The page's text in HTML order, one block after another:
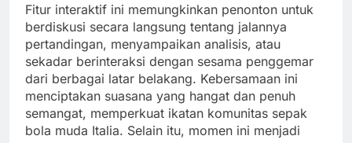
Fitur interaktif ini memungkinkan penonton untuk
berdiskusi secara langsung tentang jalannya
pertandingan, menyampaikan analisis, atau
sekadar berinteraksi dengan sesama penggemar
dari berbagai latar belakang. Kebersamaan ini
menciptakan suasana yang hangat dan penuh
semangat, memperkuat ikatan komunitas sepak
bola muda Italia. Selain itu, momen ini menjadi